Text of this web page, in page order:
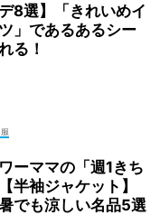
8選】「きれいめイ
」であるあるシー
る！
ーママの「週1きち
半袖ジャケット】
でも涼しい名品5選